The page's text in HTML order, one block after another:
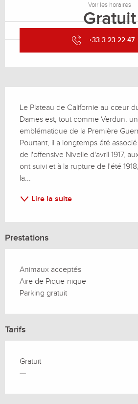
Voir les horaires
Gratuit
+33 3 23 22 47
Le Plateau de Californie au cœur
Dames est, tout comme Verdun,
emblématique de la Première
Pourtant, il a longtemps été
de l'offensive Nivelle d'avril 1917,
ont suivi et à la rupture de l'été
la...
Lire la suite
Prestations
Animaux acceptés
Aire de Pique-nique
Parking gratuit
Tarifs
Gratuit
—